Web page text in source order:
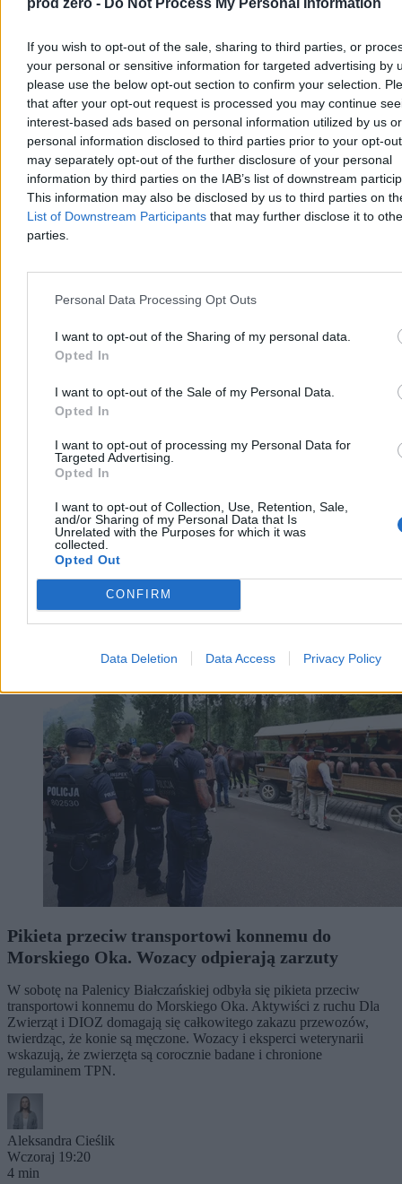
If you wish to opt-out of the sale, sharing to third parties, or
your personal or sensitive information for targeted advertising by
please use the below opt-out section to confirm your selection.
that after your opt-out request is processed you may continue
interest-based ads based on personal information utilized by us or
personal information disclosed to third parties prior to your opt-
may separately opt-out of the further disclosure of your personal
information by third parties on the IAB’s list of downstream
This information may also be disclosed by us to third parties on
List of Downstream Participants that may further disclose it to
parties.
Personal Data Processing Opt Outs
I want to opt-out of the Sharing of my personal data.
Opted In
I want to opt-out of the Sale of my Personal Data.
Opted In
I want to opt-out of processing my Personal Data for
Targeted Advertising.
Opted In
I want to opt-out of Collection, Use, Retention, Sale,
and/or Sharing of my Personal Data that Is
Unrelated with the Purposes for which it was
collected.
Opted Out
CONFIRM
Data Deletion Data Access Privacy Policy
Dwaj chłopcy wyciągnięci ze zbiornika ppoż. w
Szczecinie. Udana reanimacja
W sobotę po godz. 14 w Szczecinie dwóch chłopców w wieku 9 i
11 lat wpadło do zbiornika przeciwpożarowego na terenie SP 18.
Aleksandra Cieślik
Wczoraj 20:06
Reklama
Reklama
Pikieta przeciw transportowi konnemu do
Morskiego Oka. Wozacy odpierają zarzuty
W sobotę na Palenicy Białczańskiej odbyła się pikieta przeciw
transportowi konnemu do Morskiego Oka. Aktywiści z ruchu Dla
Zwierząt i DIOZ domagają się całkowitego zakazu przewozów,
twierdząc, że konie są męczone. Wozacy i eksperci weterynarii
wskazują, że zwierzęta są corocznie badane i chronione
regulaminem TPN.
Aleksandra Cieślik
Wczoraj 19:20
4 min